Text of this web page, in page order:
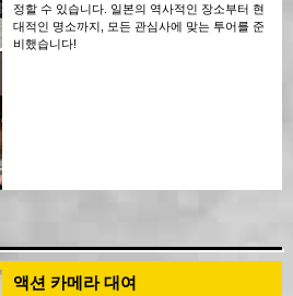
정할 수 있습니다. 일본의 역사적인 장소부터 현
대적인 명소까지, 모든 관심사에 맞는 투어를 준
비했습니다!
액션 카메라 대여